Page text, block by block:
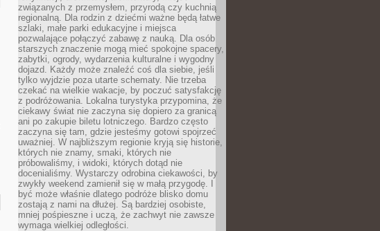
związanych z przemysłem, przyrodą czy kuchnią
regionalną. Dla rodzin z dziećmi ważne będą łatwe
szlaki, małe parki edukacyjne i miejsca
pozwalające połączyć zabawę z nauką. Dla osób
starszych znaczenie mogą mieć spokojne spacery,
zabytki, ogrody, wydarzenia kulturalne i wygodny
dojazd. Każdy może znaleźć coś dla siebie, jeśli
tylko wyjdzie poza utarte schematy. Nie trzeba
czekać na wielkie wakacje, by poczuć satysfakcję
z podróżowania. Lokalna turystyka przypomina, że
ciekawy świat nie zaczyna się dopiero za granicą
ani po zakupie biletu lotniczego. Bardzo często
zaczyna się tam, gdzie jesteśmy gotowi spojrzeć
uważniej. W najbliższym regionie kryją się historie,
których nie znamy, smaki, których nie
próbowaliśmy, i widoki, których dotąd nie
docenialiśmy. Wystarczy odrobina ciekawości, by
zwykły weekend zamienił się w małą przygodę. I
być może właśnie dlatego podróże blisko domu
zostają z nami na dłużej. Są bardziej osobiste,
mniej pośpieszne i uczą, że zachwyt nie zawsze
wymaga wielkiej odległości.